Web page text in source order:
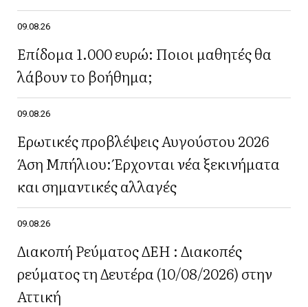
09.08.26
Επίδομα 1.000 ευρώ: Ποιοι μαθητές θα
λάβουν το βοήθημα;
09.08.26
Ερωτικές προβλέψεις Αυγούστου 2026
Άση Μπήλιου: Έρχονται νέα ξεκινήματα
και σημαντικές αλλαγές
09.08.26
Διακοπή Ρεύματος ΔΕΗ : Διακοπές
ρεύματος τη Δευτέρα (10/08/2026) στην
Αττική